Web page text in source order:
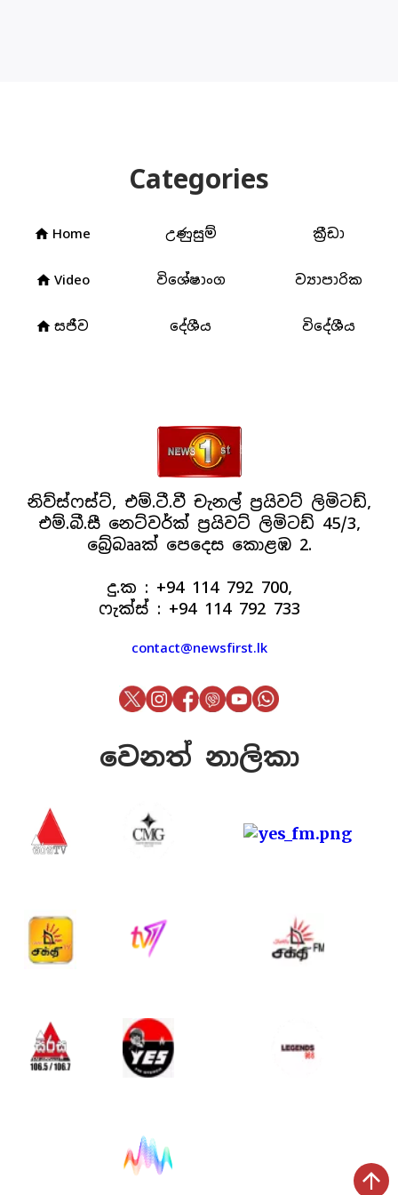
නිව්ස්ෆස්ට්, එම්.ටී.වී චැනල් ප්‍රයිවට් ලිමිටඩ්,
එම්.බී.සී නෙට්වර්ක් ප්‍රයිවට් ලිමිටඩ් 45/3,
බ්‍රේබෲක් පෙදෙස කොළඹ 2.
දු.ක : +94 114 792 700,
ෆැක්ස් : +94 114 792 733
contact@newsfirst.lk
Categories
home Home උණුසුම් ක්‍රීඩා
home Video විශේෂාංග ව්‍යාපාරික
home සජීව දේශීය විදේශීය
වෙනත් නාලිකා